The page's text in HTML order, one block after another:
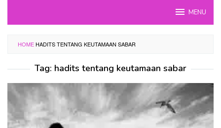
MENU
HOME HADITS TENTANG KEUTAMAAN SABAR
Tag: hadits tentang keutamaan sabar